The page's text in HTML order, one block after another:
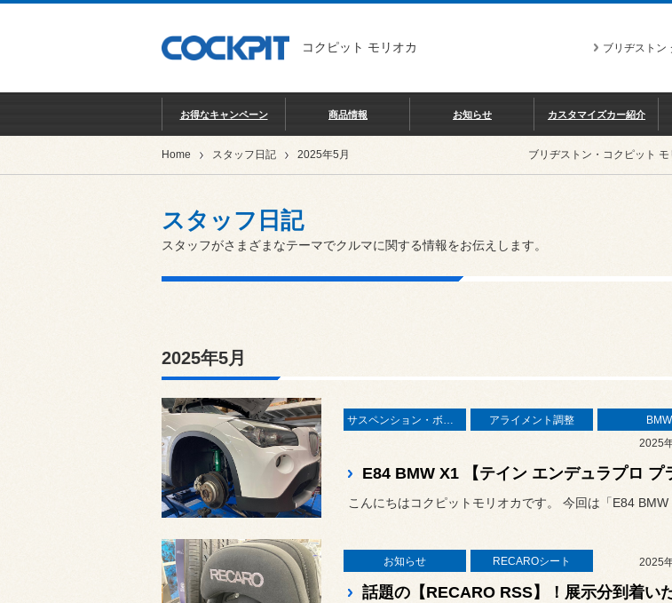
コクピット モリオカ
ブリヂストン
お得なキャンペーン 商品情報 お知らせ カスタマイズカー紹介
Home スタッフ日記 2025年5月 ブリヂストン・コクピット
スタッフ日記
スタッフがさまざまなテーマでクルマに関する情報をお伝えします。
2025年5月
サスペンション・ボディ関連 アライメント調整
BMW
2025
こんにちはコクピットモリオカです。 今回は「E84 BMW
お知らせ RECAROシート 2025